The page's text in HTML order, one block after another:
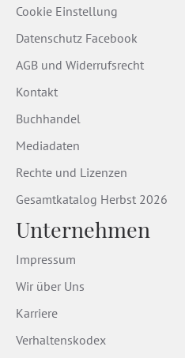
Cookie Einstellung
Datenschutz Facebook
AGB und Widerrufsrecht
Kontakt
Buchhandel
Mediadaten
Rechte und Lizenzen
Gesamtkatalog Herbst 2026
Unternehmen
Impressum
Wir über Uns
Karriere
Verhaltenskodex